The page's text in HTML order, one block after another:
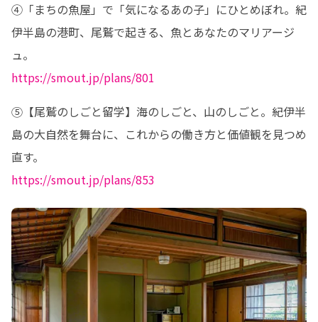
④「まちの魚屋」で「気になるあの子」にひとめぼれ。紀
伊半島の港町、尾鷲で起きる、魚とあなたのマリアージ
https://smout.jp/plans/801
⑤【尾鷲のしごと留学】海のしごと、山のしごと。紀伊半
島の大自然を舞台に、これからの働き方と価値観を見つめ
https://smout.jp/plans/853